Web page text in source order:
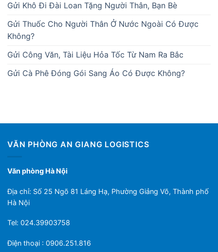
Gửi Khô Đi Đài Loan Tặng Người Thân, Bạn Bè
Gửi Thuốc Cho Người Thân Ở Nước Ngoài Có Được
Không?
Gửi Công Văn, Tài Liệu Hỏa Tốc Từ Nam Ra Bắc
Gửi Cà Phê Đóng Gói Sang Áo Có Được Không?
VĂN PHÒNG AN GIANG LOGISTICS
Văn phòng Hà Nội
Địa chỉ: Số 25 Ngõ 81 Láng Hạ, Phường Giảng Võ, Thành phố
Hà Nội
Tel: 024.39903758
Điện thoại : 0906.251.816